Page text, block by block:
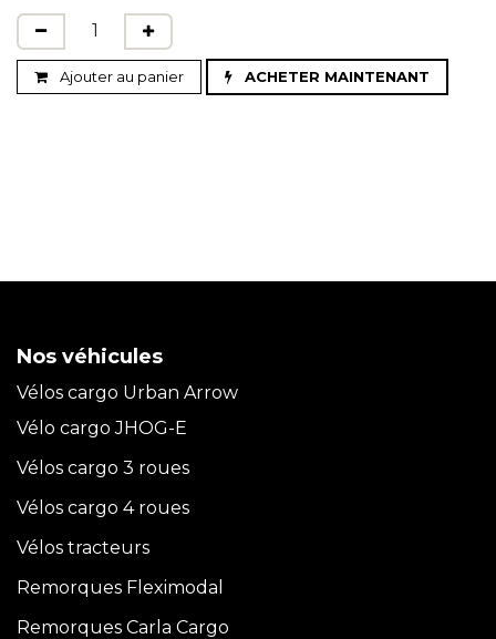
Ajouter au panier ACHETER MAINTENANT
Nos véhicules
Vélos cargo Urban Arrow
Vélo cargo JHOG-E
Vélos cargo 3 roues
Vélos cargo 4 roues
Vélos tracteurs
Remorques Fleximodal
Remorques Carla Cargo